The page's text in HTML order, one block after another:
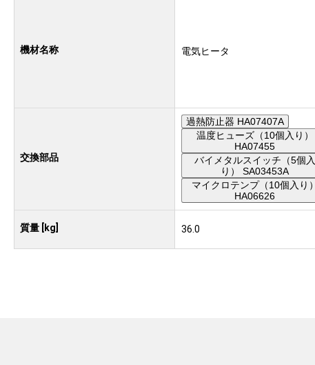
機材名称 電気ヒータ
交換部品
過熱防止器 HA07407A
温度ヒューズ（10個入り）
HA07455
バイメタルスイッチ（5個入
り） SA03453A
マイクロテンプ（10個入り）
HA06626
質量 [kg] 36.0